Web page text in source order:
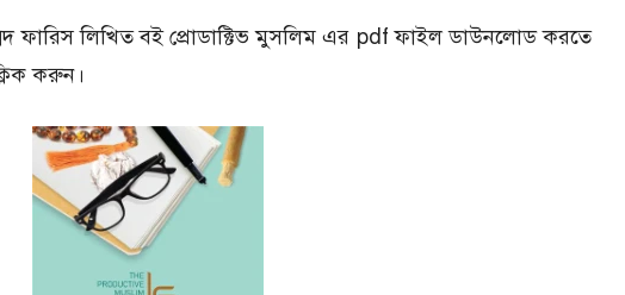
ফারিস লিখিত বই প্রোডাক্টিভ মুসলিম এর pdf ফাইল ডাউনলোড করতে
করুন।